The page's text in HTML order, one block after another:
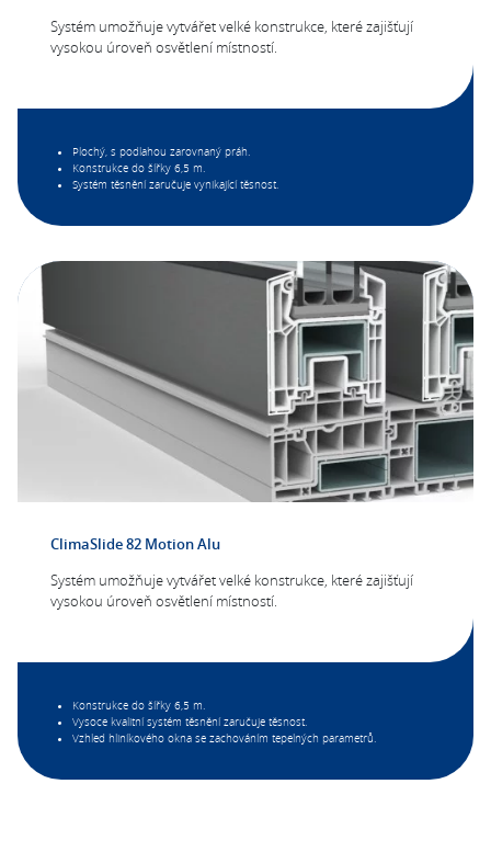
Systém umožňuje vytvářet velké konstrukce, které zajišťují
vysokou úroveň osvětlení místností.
Plochý, s podlahou zarovnaný práh.
Konstrukce do šířky 6,5 m.
Systém těsnění zaručuje vynikající těsnost.
ClimaSlide 82 Motion Alu
Systém umožňuje vytvářet velké konstrukce, které zajišťují
vysokou úroveň osvětlení místností.
Konstrukce do šířky 6,5 m.
Vysoce kvalitní systém těsnění zaručuje těsnost.
Vzhled hliníkového okna se zachováním tepelných parametrů.